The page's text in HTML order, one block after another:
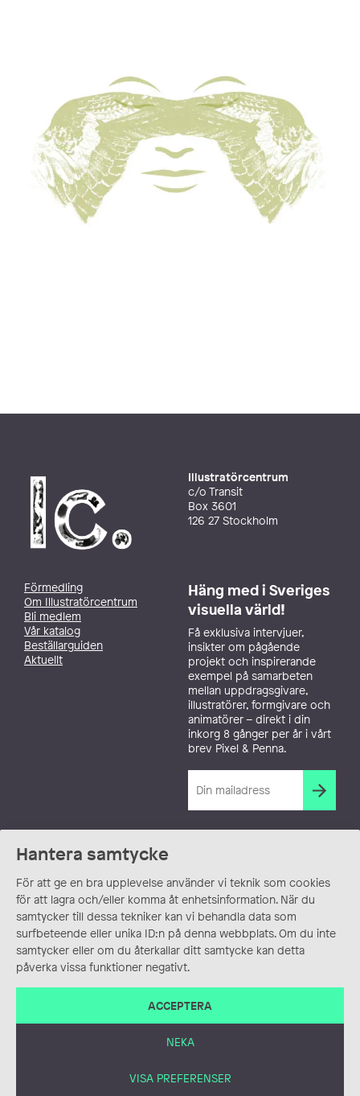
Hantera samtycke
För att ge en bra upplevelse använder vi teknik som cookies
för att lagra och/eller komma åt enhetsinformation. När du
samtycker till dessa tekniker kan vi behandla data som
surfbeteende eller unika ID:n på denna webbplats. Om du inte
samtycker eller om du återkallar ditt samtycke kan detta
påverka vissa funktioner negativt.
ACCEPTERA
NEKA
VISA PREFERENSER
Illustratörcentrum
c/o Transit
Box 3601
126 27 Stockholm
Förmedling
Om Illustratörcentrum
Bli medlem
Vår katalog
Beställarguiden
Aktuellt
Häng med i Sveriges
visuella värld!
Få exklusiva intervjuer,
insikter om pågående
projekt och inspirerande
exempel på samarbeten
mellan uppdragsgivare,
illustratörer, formgivare och
animatörer – direkt i din
inkorg 8 gånger per år i vårt
brev Pixel & Penna.